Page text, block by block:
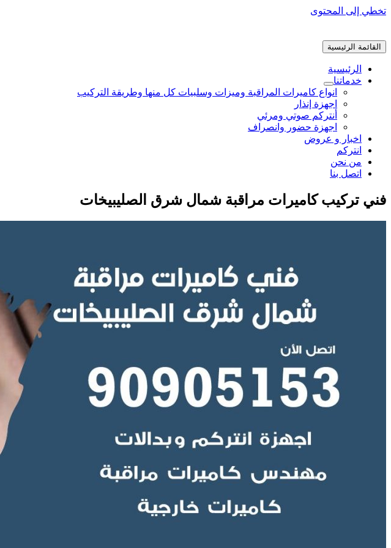
تخطي إلى المحتوى
القائمة الرئيسية
الرئيسية
خدماتنا
انواع كاميرات المراقبة وميزات وسلبيات كل منها وطريقة التركيب
اجهزة إنذار
أنتركم صوتي ومرئي
اجهزة حضور وانصراف
اخبار و عروض
انتركم
من نحن
اتصل بنا
فني تركيب كاميرات مراقبة شمال شرق الصليبيخات